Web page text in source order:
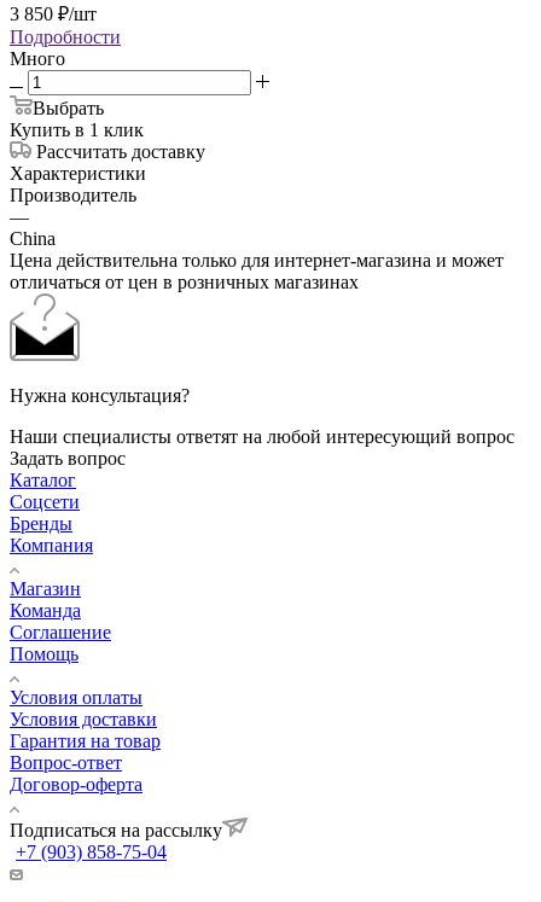
3 850 ₽/шт
Подробности
Много
Выбрать
Купить в 1 клик
Рассчитать доставку
Характеристики
Производитель
—
China
Цена действительна только для интернет-магазина и может
отличаться от цен в розничных магазинах
Нужна консультация?
Наши специалисты ответят на любой интересующий вопрос
Задать вопрос
Каталог
Соцсети
Бренды
Компания
Магазин
Команда
Соглашение
Помощь
Условия оплаты
Условия доставки
Гарантия на товар
Вопрос-ответ
Договор-оферта
Подписаться на рассылку
+7 (903) 858-75-04